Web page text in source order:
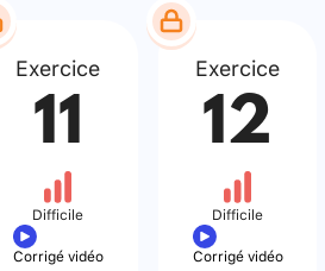
Exercice
11
Difficile
Corrigé vidéo
Exercice
12
Difficile
Corrigé vidéo